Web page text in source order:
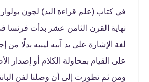
في كتاب (علم قراءة اليد) لچون
نهاية القرن الثامن عشر بدأت فرنسا
لغة الإشارة على يد آبيه ليبيه بدلًا من
على القيام بمحاولة الكلام أو إصدار
ومن ثم تطورت إلى أن وصلنا لفن